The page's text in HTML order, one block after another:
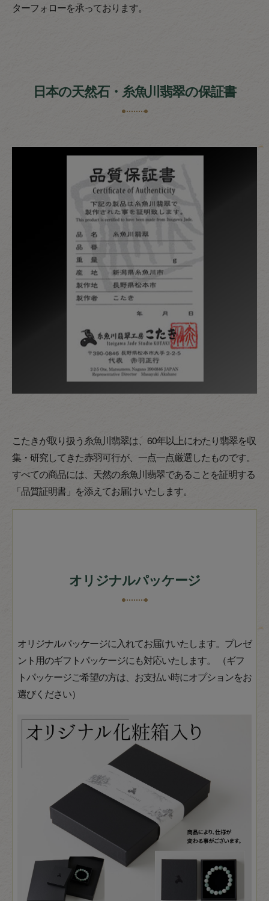
ターフォローを承っております。
日本の天然石・糸魚川翡翠の保証書
こたきが取り扱う糸魚川翡翠は、60年以上にわたり翡翠を収
集・研究してきた赤羽可行が、一点一点厳選したものです。
すべての商品には、天然の糸魚川翡翠であることを証明する
「品質証明書」を添えてお届けいたします。
オリジナルパッケージ
オリジナルパッケージに入れてお届けいたします。プレゼ
ント用のギフトパッケージにも対応いたします。 （ギフ
トパッケージご希望の方は、お支払い時にオプションをお
選びください）